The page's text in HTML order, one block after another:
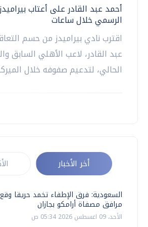
أحمد عبد القادر على أعتاب
الرسمي خلال ساعات
اقترب نادي بيراميدز من حسم
عبد القادر، لاعب الأهلي السابق
الحالي، لتدعيم صفوفه خلال
أخر الأخبار
السعودية: فرق الإطفاء تخمد حريقا
مرافق مصفاة أرامكو بجازان
الأحد، 09 اغسطس 2026 05:34 ص